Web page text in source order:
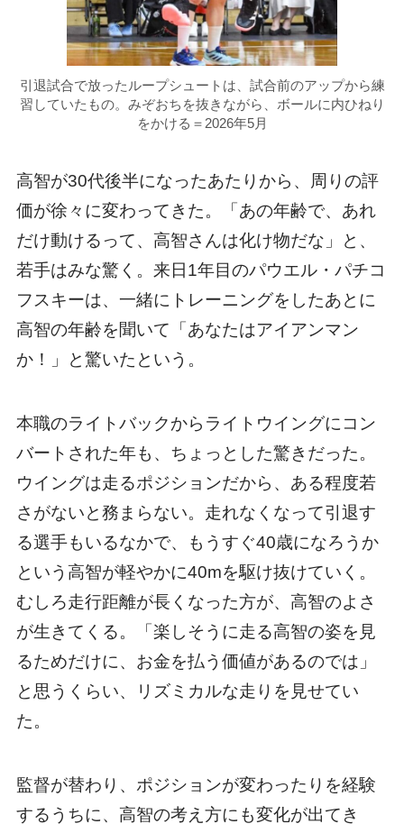
引退試合で放ったループシュートは、試合前のアップから練
習していたもの。みぞおちを抜きながら、ボールに内ひねり
をかける＝2026年5月
高智が30代後半になったあたりから、周りの評
価が徐々に変わってきた。「あの年齢で、あれ
だけ動けるって、高智さんは化け物だな」と、
若手はみな驚く。来日1年目のパウエル・パチコ
フスキーは、一緒にトレーニングをしたあとに
高智の年齢を聞いて「あなたはアイアンマン
か！」と驚いたという。
本職のライトバックからライトウイングにコン
バートされた年も、ちょっとした驚きだった。
ウイングは走るポジションだから、ある程度若
さがないと務まらない。走れなくなって引退す
る選手もいるなかで、もうすぐ40歳になろうか
という高智が軽やかに40mを駆け抜けていく。
むしろ走行距離が長くなった方が、高智のよさ
が生きてくる。「楽しそうに走る高智の姿を見
るためだけに、お金を払う価値があるのでは」
と思うくらい、リズミカルな走りを見せてい
た。
監督が替わり、ポジションが変わったりを経験
するうちに、高智の考え方にも変化が出てき